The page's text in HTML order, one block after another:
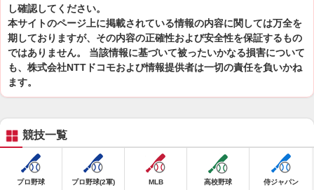
し確認してください。
本サイトのページ上に掲載されている情報の内容に関しては万全を
期しておりますが、その内容の正確性および安全性を保証するもの
ではありません。 当該情報に基づいて被ったいかなる損害について
も、株式会社NTTドコモおよび情報提供者は一切の責任を負いかね
ます。
競技一覧
プロ野球 プロ野球(2軍) MLB 高校野球 侍ジャパン